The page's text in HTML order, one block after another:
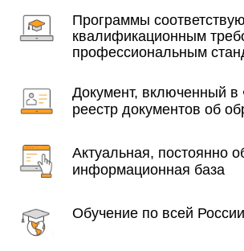
Программы
квалификационным
профессиональным
Документ, включенный
реестр документов об
Актуальная, постоянно
информационная база
Обучение по всей России